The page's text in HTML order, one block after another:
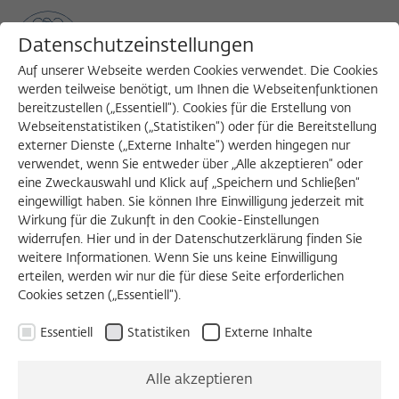
MENU
Search
Datenschutzeinstellungen
Auf unserer Webseite werden Cookies verwendet. Die Cookies
werden teilweise benötigt, um Ihnen die Webseitenfunktionen
bereitzustellen („Essentiell“). Cookies für die Erstellung von
Webseitenstatistiken („Statistiken“) oder für die Bereitstellung
externer Dienste („Externe Inhalte“) werden hingegen nur
verwendet, wenn Sie entweder über „Alle akzeptieren“ oder
eine Zweckauswahl und Klick auf „Speichern und Schließen“
eingewilligt haben. Sie können Ihre Einwilligung jederzeit mit
Wirkung für die Zukunft in den Cookie-Einstellungen
widerrufen. Hier und in der Datenschutzerklärung finden Sie
weitere Informationen. Wenn Sie uns keine Einwilligung
erteilen, werden wir nur die für diese Seite erforderlichen
Cookies setzen („Essentiell“).
Essentiell Statistiken Externe Inhalte
Alle akzeptieren